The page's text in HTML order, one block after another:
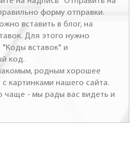
форму отправки.
вставить в блог, на
Для этого нужно
"Коды вставок" и
код.
родным хорошее
картинками нашего сайта.
чаще - мы рады вас видеть и